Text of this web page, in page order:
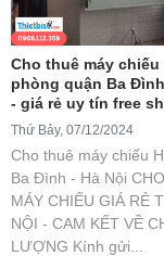
Cho thuê máy chiếu
phòng quận Ba
- giá rẻ uy tín free
Thứ Bảy, 07/12/2024
Cho thuê máy chiếu
Ba Đình - Hà Nội
MÁY CHIẾU GIÁ RẺ
NỘI - CAM KẾT VỀ
LƯỢNG Kính gửi...